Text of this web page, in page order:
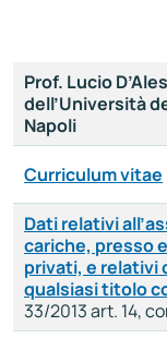
Prof. Lucio
dell’Università
Napoli
Curriculum vitae
Dati relativi
cariche, presso
privati, e relativi
qualsiasi titolo
33/2013 art. 14,